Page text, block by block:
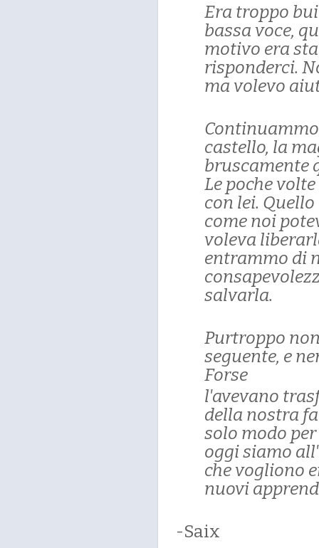
Era troppo
bassa voce,
motivo era
risponderci.
ma volevo
castello, la
bruscamente
Le poche
con lei.
come noi
voleva
entrammo di
salvarla.
Purtroppo
seguente, e
Forse
l'avevano
della nostra
solo modo
oggi siamo
che vogliono
nuovi
-Saix